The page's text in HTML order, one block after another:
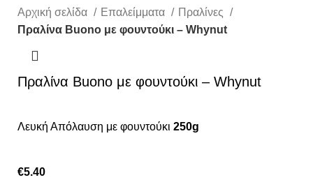
Αρχική σελίδα Επαλείμματα
Πραλίνες
Πραλίνα Buono με φουντούκι – Whynut
Πραλίνα Buono με φουντούκι – Whynut
Λευκή Απόλαυση με φουντούκι 250g
€5.40